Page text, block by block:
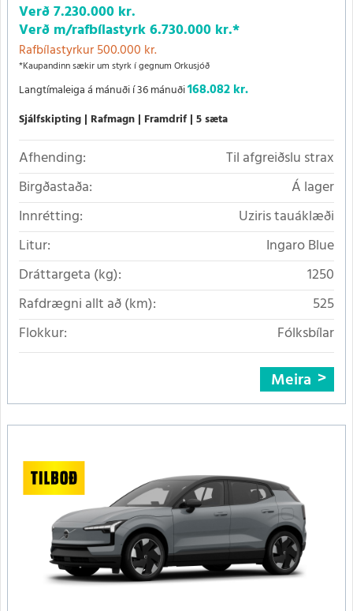
Verð7.230.000 kr.
Verð m/rafbílastyrk6.730.000 kr.*
Rafbílastyrkur 500.000 kr.
*Kaupandinn sækir um styrk í gegnum Orkusjóð
Langtímaleiga á mánuði í 36 mánuði168.082 kr.
Sjálfskipting Rafmagn Framdrif 5 sæta
Afhending:
Til afgreiðslu strax
Birgðastaða:
Á lager
Innrétting:
Uziris tauáklæði
Litur:
Ingaro Blue
Dráttargeta (kg):
1250
Rafdrægni allt að (km):
525
Flokkur:
Fólksbílar
Meira